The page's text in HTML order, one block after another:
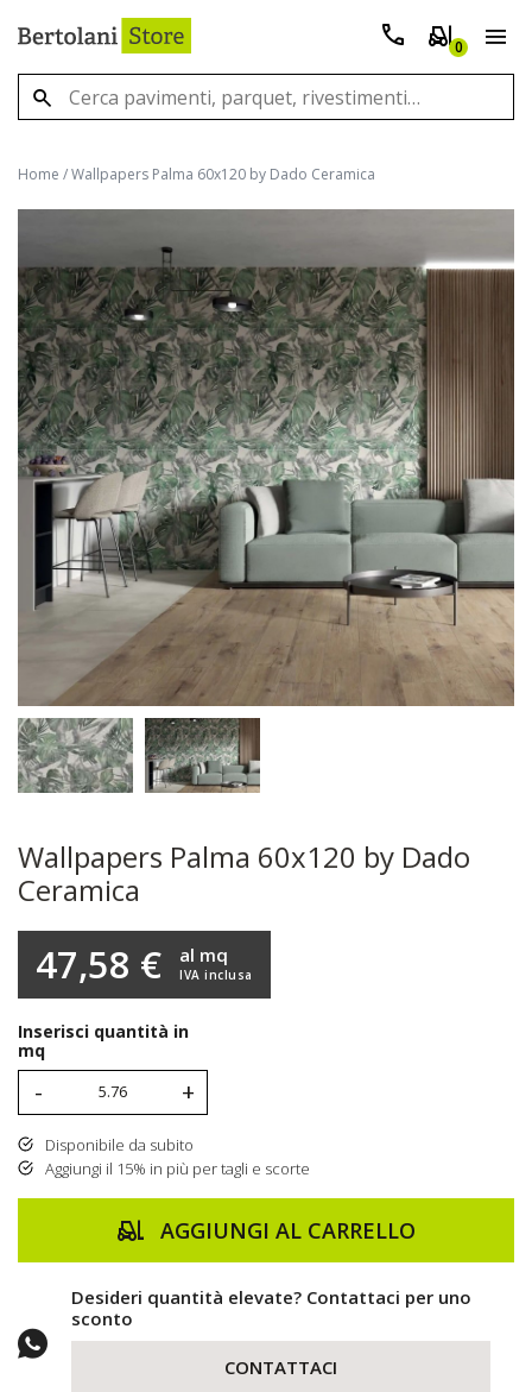
0
Home /Wallpapers Palma 60x120 by Dado Ceramica
Wallpapers Palma 60x120 by Dado
Ceramica
47,58 € IVA inclusa
al mq
Inserisci quantità in
mq
- +
Disponibile da subito
Aggiungi il 15% in più per tagli e scorte
AGGIUNGI AL CARRELLO
Desideri quantità elevate? Contattaci per uno
sconto
CONTATTACI